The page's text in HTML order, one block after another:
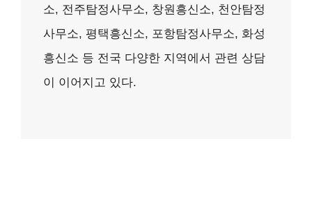
소, 전주탐정사무소, 창원흥신소, 천안탐정
사무소, 평택흥신소, 포항탐정사무소, 화성
흥신소 등 전국 다양한 지역에서 관련 상담
이 이어지고 있다.